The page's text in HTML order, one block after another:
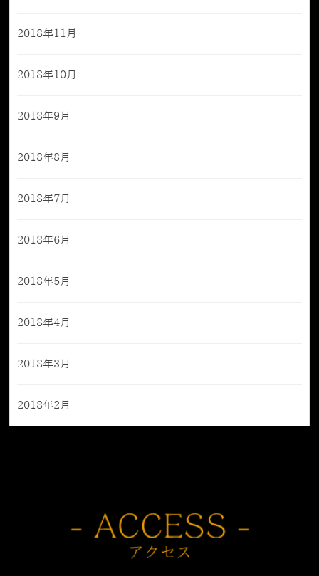
2018年11月
2018年10月
2018年9月
2018年8月
2018年7月
2018年6月
2018年5月
2018年4月
2018年3月
2018年2月